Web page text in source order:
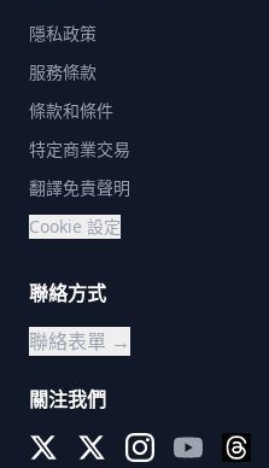
隱私政策
服務條款
條款和條件
特定商業交易
翻譯免責聲明
Cookie 設定
聯絡方式
聯絡表單 →
關注我們